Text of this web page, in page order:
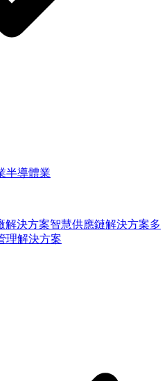
半導體業
解決方案智慧供應鏈解決方案多
理解決方案